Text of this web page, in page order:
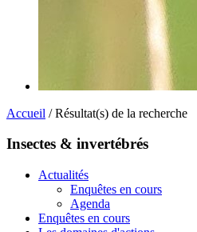
Accueil / Résultat(s) de la recherche
Insectes & invertébrés
Actualités
Enquêtes en cours
Agenda
Enquêtes en cours